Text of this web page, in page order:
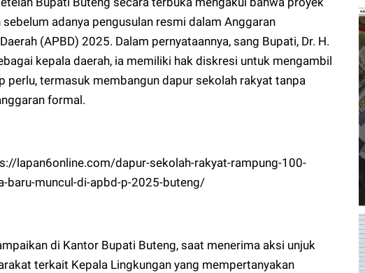
adanya pengusulan resmi dalam Anggaran
(APBD) 2025. Dalam pernyataannya, sang Bupati, Dr. H.
kepala daerah, ia memiliki hak diskresi untuk mengambil
perlu, termasuk membangun dapur sekolah rakyat tanpa
formal.
lapan6online.com/dapur-sekolah-rakyat-rampung-100-
baru-muncul-di-apbd-p-2025-buteng/
di Kantor Bupati Buteng, saat menerima aksi unjuk
terkait Kepala Lingkungan yang mempertanyakan